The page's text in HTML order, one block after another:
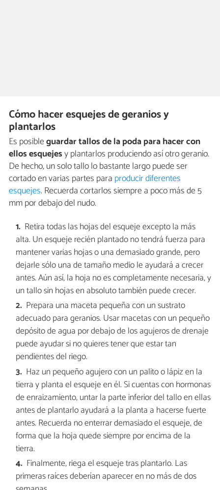
Cómo hacer esquejes de geranios y
plantarlos
Es posibleguardar tallos de la poda para hacer con
ellos esquejesy plantarlos produciendo así otro geranio.
De hecho, un solo tallo lo bastante largo puede ser
cortado en varias partes para producir diferentes
esquejes. Recuerda cortarlos siempre a poco más de 5
mm por debajo del nudo.
Retira todas las hojas del esqueje excepto la más
alta. Un esqueje recién plantado no tendrá fuerza para
mantener varias hojas o una demasiado grande, pero
dejarle sólo una de tamaño medio le ayudará a crecer
antes. Aún así, la hoja no es completamente necesaria, y
un tallo sin hojas en absoluto también puede crecer.
Prepara una maceta pequeña con un sustrato
adecuado para geranios. Usar macetas con un pequeño
depósito de agua por debajo de los agujeros de drenaje
puede ayudar si no quieres tener que estar tan
pendientes del riego.
Haz un pequeño agujero con un palito o lápiz en la
tierra y planta el esqueje en él. Si cuentas con hormonas
de enraizamiento, untar la parte inferior del tallo en ellas
antes de plantarlo ayudará a la planta a hacerse fuerte
antes. Recuerda no enterrar demasiado el esqueje, de
forma que la hoja quede siempre por encima de la
tierra.
Finalmente, riega el esqueje tras plantarlo. Las
primeras raíces deberían aparecer en no más de dos